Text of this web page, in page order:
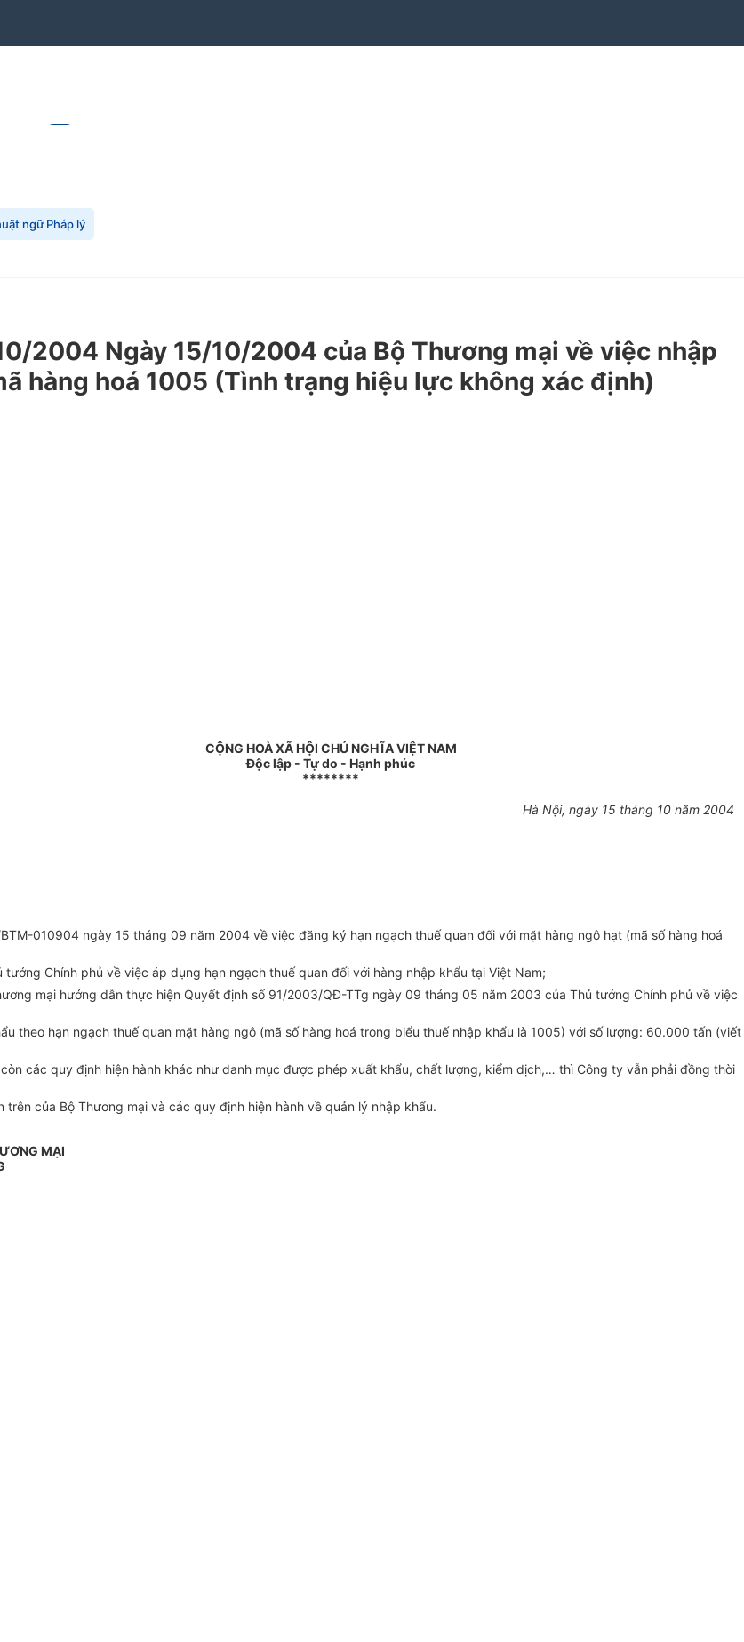
ngữ Pháp lý
2004 Ngày 15/10/2004 của Bộ Thương mại về việc nhập
hàng hoá 1005 (Tình trạng hiệu lực không xác định)
CỘNG HOÀ XÃ HỘI CHỦ NGHĨA VIỆT NAM
Độc lập - Tự do - Hạnh phúc
********
Hà Nội, ngày 15 tháng 10 năm 2004
010904 ngày 15 tháng 09 năm 2004 về việc đăng ký hạn ngạch thuế quan đối với mặt hàng ngô hạt (mã số hàng hoá
Chính phủ về việc áp dụng hạn ngạch thuế quan đối với hàng nhập khẩu tại Việt Nam;
mại hướng dẫn thực hiện Quyết định số 91/2003/QĐ-TTg ngày 09 tháng 05 năm 2003 của Thủ tướng Chính phủ về việc
theo hạn ngạch thuế quan mặt hàng ngô (mã số hàng hoá trong biểu thuế nhập khẩu là 1005) với số lượng: 60.000 tấn (viết
các quy định hiện hành khác như danh mục được phép xuất khẩu, chất lượng, kiểm dịch,… thì Công ty vẫn phải đồng thời
trên của Bộ Thương mại và các quy định hiện hành về quản lý nhập khẩu.
MẠI